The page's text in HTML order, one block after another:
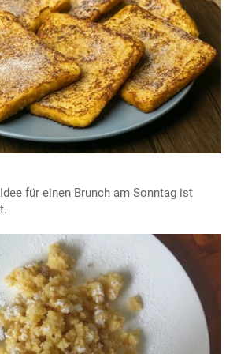
für einen Brunch am Sonntag ist